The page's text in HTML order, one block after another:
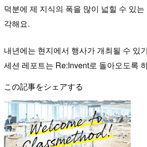
덕분에 제 지식의 폭을 많이 넓힐 수 있
각해요.
내년에는 현지에서 행사가 개최될 수 있
세션 레포트는 Re:Invent로 돌아오도록
この記事をシェアする